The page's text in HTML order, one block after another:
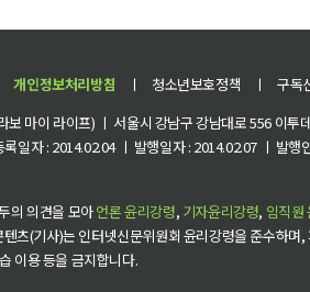
개인정보처리방침 ㅣ 청소년보호정책 ㅣ 구독
보 마이 라이프) ㅣ 서울시 강남구 강남대로 556 이
일자 : 2014.02.04 ㅣ 발행일자 : 2014.02.07 ㅣ 발
의 의견을 모아언론 윤리강령, 기자윤리강령, 임직원
츠(기사)는 인터넷신문위원회 윤리강령을 준수하며
이용 등을 금지합니다.